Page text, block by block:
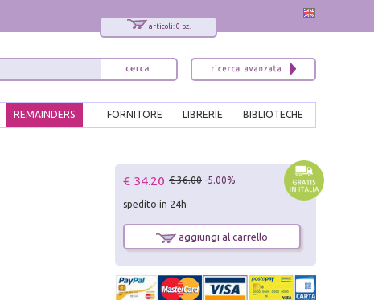
articoli: 0 pz.
BIBLIOTECHE
LIBRERIE
FORNITORE
REMAINDERS
€ 34.20 € 36.00 -5.00%
spedito in 24h
aggiungi al carrello
x
Interessato ai nostri libri?
Sarai informato delle nostre novità, potrai
comunque cancellarti quando desideri.
modulo di iscrizione